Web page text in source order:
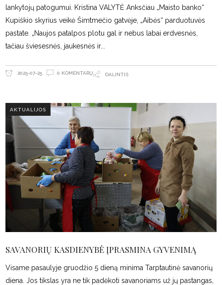
lankytojų patogumui. Kristina VALYTĖ Anksčiau „Maisto banko“
Kupiškio skyrius veikė Šimtmečio gatvėje, „Aibės“ parduotuvės
pastate. „Naujos patalpos plotu gal ir nebus labai erdvesnės,
tačiau šviesesnės, jaukesnės ir
2025-07-25 0 KOMENTARŲ DALINTIS
AKTUALIJOS
SAVANORIŲ KASDIENYBĖ ĮPRASMINA GYVENIMĄ
Visame pasaulyje gruodžio 5 dieną minima Tarptautinė savanorių
diena. Jos tikslas yra ne tik padėkoti savanoriams už jų pastangas,